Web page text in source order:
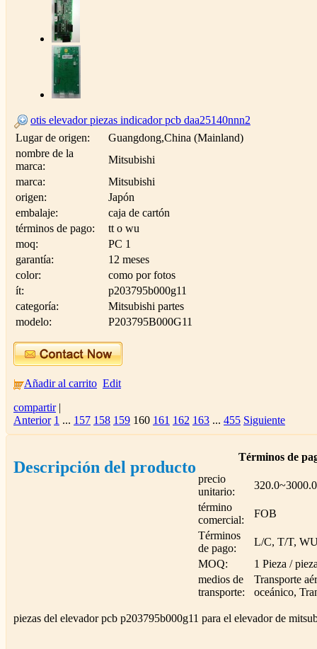
otis elevador piezas indicador pcb daa25140nnn2
Lugar de origen:
Guangdong,China (Mainland)
nombre de la
marca:
Mitsubishi
marca:
Mitsubishi
origen:
Japón
embalaje:
caja de cartón
términos de pago:
tt o wu
moq:
PC 1
garantía:
12 meses
color:
como por fotos
ít:
p203795b000g11
categoría:
Mitsubishi partes
modelo:
P203795B000G11
Añadir al carrito Edit
compartir |
Anterior 1 ... 157 158 159 160 161 162 163 ... 455 Siguiente
Descripción del producto
Términos de
precio
unitario:
término
comercial:
FOB
Términos
de pago:
L/C, T/T,
MOQ:
1 Pieza /
medios de
transporte:
Transporte
oceánico,
piezas del elevador pcb p203795b000g11 para el elevador de